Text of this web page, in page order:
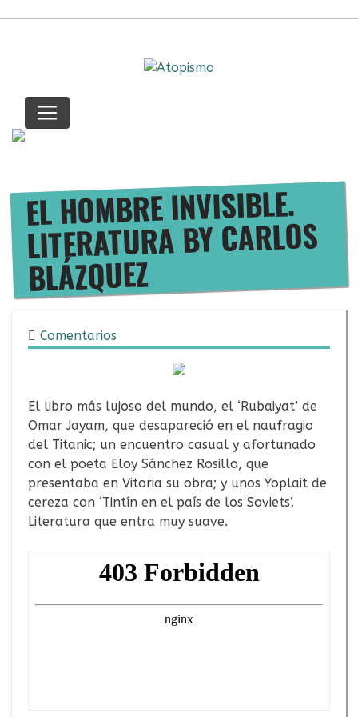
EL HOMBRE INVISIBLE.
LITERATURA BY CARLOS
BLÁZQUEZ
Comentarios
El libro más lujoso del mundo, el ‘Rubaiyat’ de
Omar Jayam, que desapareció en el naufragio
del Titanic; un encuentro casual y afortunado
con el poeta Eloy Sánchez Rosillo, que
presentaba en Vitoria su obra; y unos Yoplait de
cereza con ‘Tintín en el país de los Soviets’.
Literatura que entra muy suave.